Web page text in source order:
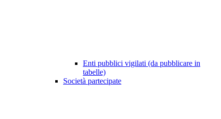
Enti pubblici vigilati (da pubblicare in
tabelle)
Società partecipate